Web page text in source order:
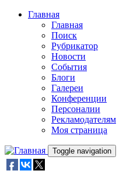
Skip to main content
Главная
Главная
Поиск
Рубрикатор
Новости
События
Блоги
Галереи
Конференции
Персоналии
Рекламодателям
Моя страница
Toggle navigation